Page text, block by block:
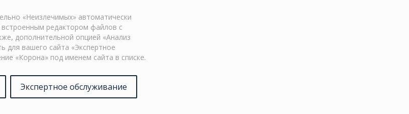
«Неизлечимых» автоматически
редактором файлов с
дополнительной опцией «Анализ
для вашего сайта «Экспертное
«Корона» под именем сайта в списке.
Экспертное обслуживание